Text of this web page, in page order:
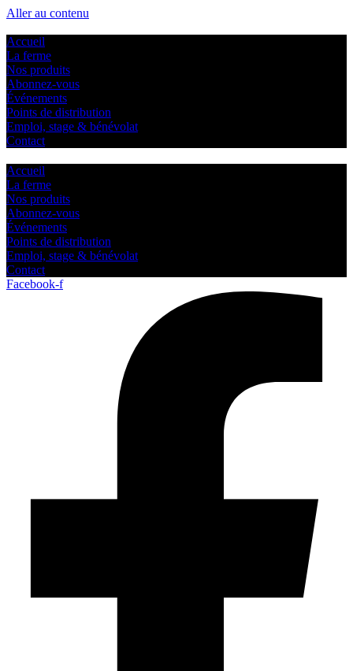
Aller au contenu
Accueil
La ferme
Nos produits
Abonnez-vous
Événements
Points de distribution
Emploi, stage & bénévolat
Contact
Accueil
La ferme
Nos produits
Abonnez-vous
Événements
Points de distribution
Emploi, stage & bénévolat
Contact
Facebook-f